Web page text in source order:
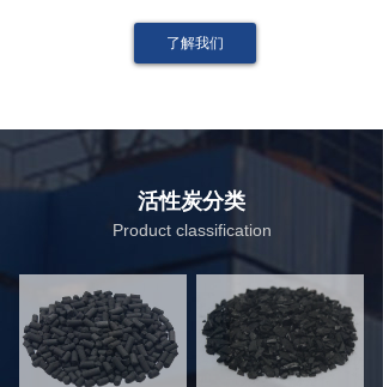
了解我们
活性炭分类
Product classification